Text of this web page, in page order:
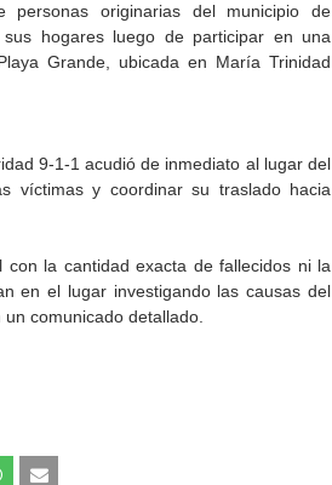
originarias del municipio de
hogares luego de participar en una
Grande, ubicada en María Trinidad
9-1-1 acudió de inmediato al lugar del
víctimas y coordinar su traslado hacia
la cantidad exacta de fallecidos ni la
en el lugar investigando las causas del
comunicado detallado.